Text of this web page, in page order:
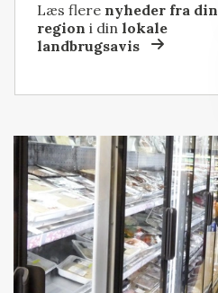
Læs flere nyheder fra din
region i dinlokale
landbrugsavis